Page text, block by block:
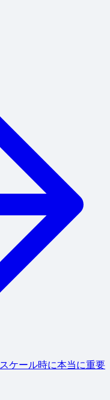
ケール時に本当に重要